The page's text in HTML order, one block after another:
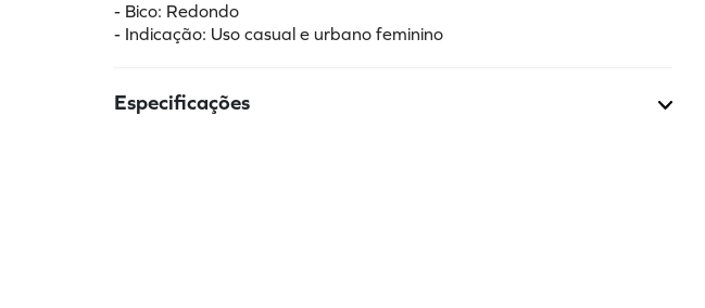
- Bico: Redondo
- Indicação: Uso casual e urbano feminino
Especificações